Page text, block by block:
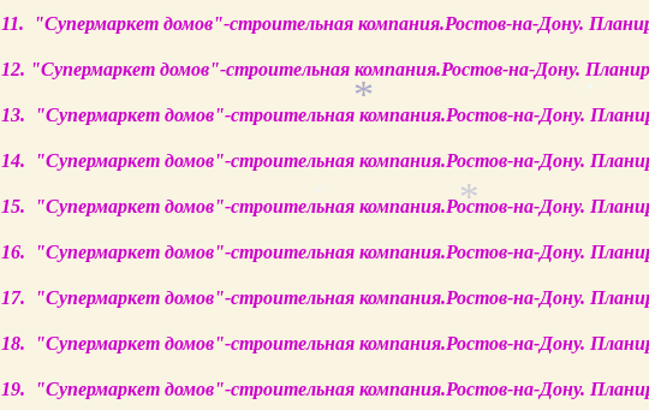
11. "Супермаркет домов"-строительная компания.Ростов-на-Дону.
12. "Супермаркет домов"-строительная компания.Ростов-на-Дону.
13. "Супермаркет домов"-строительная компания.Ростов-на-Дону.
14. "Супермаркет домов"-строительная компания.Ростов-на-Дону.
15. "Супермаркет домов"-строительная компания.Ростов-на-Дону.
16. "Супермаркет домов"-строительная компания.Ростов-на-Дону.
17. "Супермаркет домов"-строительная компания.Ростов-на-Дону.
18. "Супермаркет домов"-строительная компания.Ростов-на-Дону.
19. "Супермаркет домов"-строительная компания.Ростов-на-Дону.
*
*